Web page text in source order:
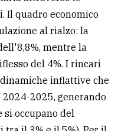
Il quadro economico
al rialzo: la
mentre la
del 4%. I rincari
inflattive che
2025, generando
si occupano del